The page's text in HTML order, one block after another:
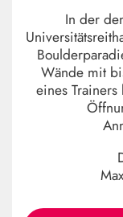
In der
Wände mit
eines